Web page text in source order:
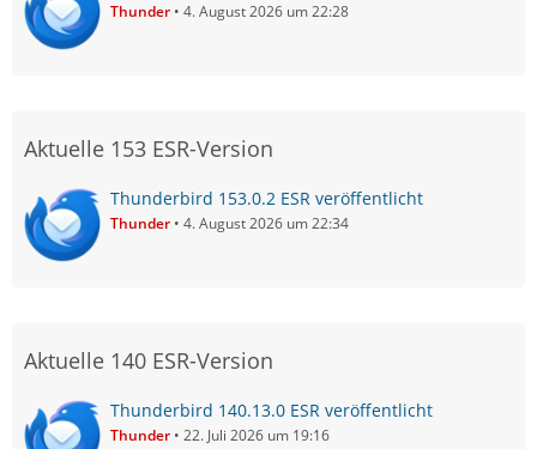
Thunder 4. August 2026 um 22:28
Aktuelle 153 ESR-Version
Thunderbird 153.0.2 ESR veröffentlicht
Thunder 4. August 2026 um 22:34
Aktuelle 140 ESR-Version
Thunderbird 140.13.0 ESR veröffentlicht
Thunder 22. Juli 2026 um 19:16